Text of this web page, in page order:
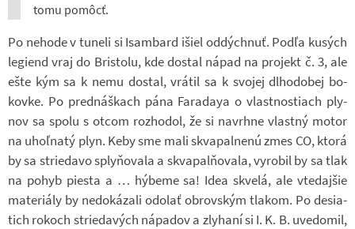
tomu pomôcť.
Po ne­hode v tu­neli si Isam­bard išiel od­dých­nuť. Podľa kusých
le­gi­end vraj do Bris­tolu, kde do­stal nápad na pro­jekt č. 3, ale
ešte kým sa k nemu do­stal, vrá­til sa k svo­jej dlho­do­bej bo­
kovke. Po pred­náš­kach pána Fa­ra­daya o vlast­nos­ti­ach ply­
nov sa spolu s otcom roz­ho­dol, že si na­vrhne vlastný motor
na uhoľnatý plyn. Keby sme mali skva­pal­nenú zmes CO, ktorá
by sa strie­davo sply­ňo­vala a skva­pal­ňo­vala, vy­ro­bil by sa tlak
na pohyb piesta a … hý­beme sa! Idea skvelá, ale vte­daj­šie
ma­te­ri­ály by ne­do­ká­zali odo­lať ob­rov­ským tla­kom. Po de­si­a­
tich rokoch strie­da­vých ná­pa­dov a zly­haní si I. K. B. uve­do­mil,